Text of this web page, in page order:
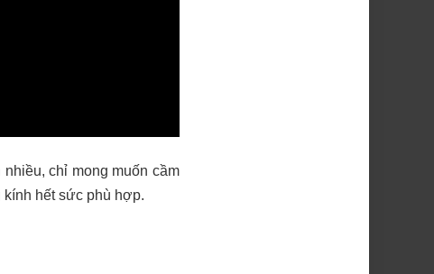
chỉ mong muốn cầm
kính hết sức phù hợp.